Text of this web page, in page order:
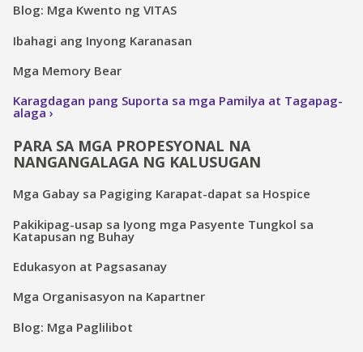
Blog: Mga Kwento ng VITAS
Ibahagi ang Inyong Karanasan
Mga Memory Bear
Karagdagan pang Suporta sa mga Pamilya at Tagapag-
alaga
PARA SA MGA PROPESYONAL NA
NANGANGALAGA NG KALUSUGAN
Mga Gabay sa Pagiging Karapat-dapat sa Hospice
Pakikipag-usap sa Iyong mga Pasyente Tungkol sa
Katapusan ng Buhay
Edukasyon at Pagsasanay
Mga Organisasyon na Kapartner
Blog: Mga Paglilibot